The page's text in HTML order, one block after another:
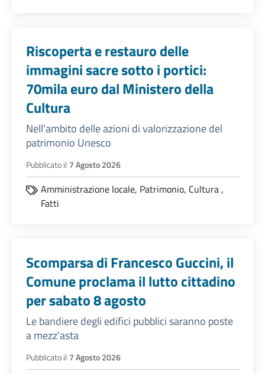
Riscoperta e restauro delle
immagini sacre sotto i portici:
70mila euro dal Ministero della
Cultura
Nell’ambito delle azioni di valorizzazione del
patrimonio Unesco
Pubblicato il 7 Agosto 2026
Amministrazione locale, Patrimonio, Cultura,
Fatti
Scomparsa di Francesco Guccini, il
Comune proclama il lutto cittadino
per sabato 8 agosto
Le bandiere degli edifici pubblici saranno poste
a mezz'asta
Pubblicato il 7 Agosto 2026